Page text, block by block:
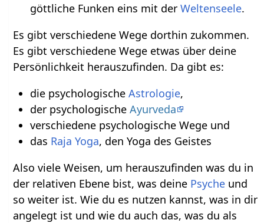
göttliche Funken eins mit der Weltenseele.
Es gibt verschiedene Wege dorthin zukommen.
Es gibt verschiedene Wege etwas über deine
Persönlichkeit herauszufinden. Da gibt es:
die psychologische Astrologie,
der psychologische Ayurveda
verschiedene psychologische Wege und
das Raja Yoga, den Yoga des Geistes
Also viele Weisen, um herauszufinden was du in
der relativen Ebene bist, was deine Psyche und
so weiter ist. Wie du es nutzen kannst, was in dir
angelegt ist und wie du auch das, was du als